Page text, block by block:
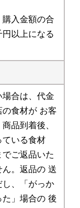
入金額の合
以上になる
合は、代金
食材が お客
品到着後、
ている食材
でご返品いた
。返品の 送
、「がっか
」場合の 後